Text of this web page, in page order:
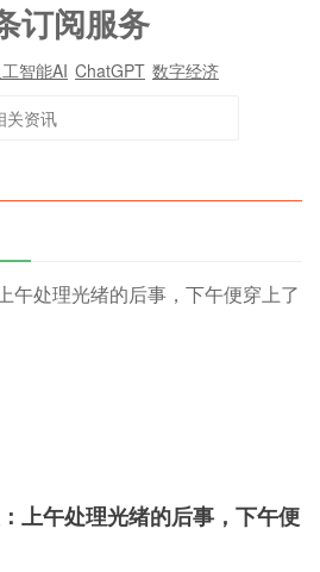
订阅服务
工智能AI ChatGPT 数字经济
上午处理光绪的后事，下午便